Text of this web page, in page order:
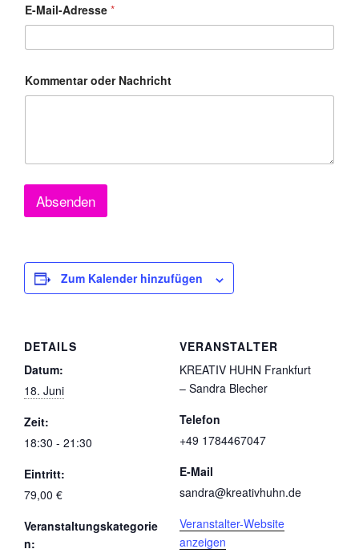
E
-
a
l
-
s
e
E-Mail-Adresse *
Kommentar oder Nachricht
Absenden
Zum Kalender hinzufügen
DETAILS
Datum:
18. Juni
Zeit:
18:30 - 21:30
Eintritt:
79,00 €
Veranstaltungskategorie
n:
VERANSTALTER
KREATIV HUHN Frankfurt
– Sandra Blecher
Telefon
+49 1784467047
E-Mail
sandra@kreativhuhn.de
Veranstalter-Website
anzeigen